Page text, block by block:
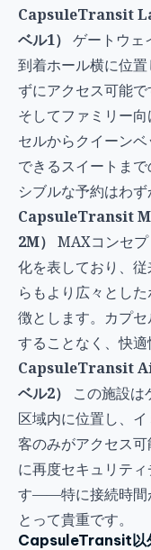
CapsuleTransit
ベル1） ゲートウェ
到着ホール横に位
ずにアクセス可能で
そしてファミリー
セルからクイーン
できるスイートま
シブルな予約はわず
CapsuleTransit
2M） MAXコンセ
化を表しており、
らもより広々とし
徴とします。カプ
することなく、快適
CapsuleTransit
ベル2）
この施設は
区域内に位置し、
客のみがアクセス
に再度セキュリテ
す——特に接続時間
とって貴重です。
CapsuleTransit以